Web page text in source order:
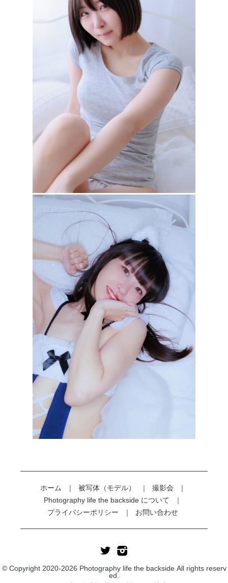
ホーム 被写体（モデル）
撮影会
Photography life the backside について
プライバシーポリシー
お問い合わせ
© Copyright 2020-2026 Photography life the backside All rights reserv
ed.